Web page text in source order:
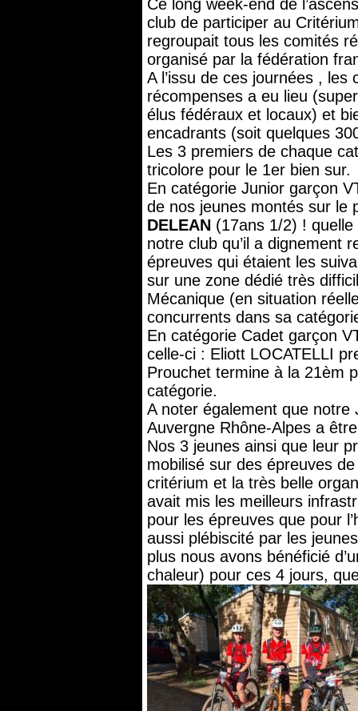
Ce long week-end de
club de participer au
regroupait tous les comités
organisé par la fédération
A l’issu de ces journées ,
récompenses a eu lieu
élus fédéraux et locaux) et
encadrants (soit quelques
Les 3 premiers de chaque
tricolore pour le 1er bien sur.
En catégorie Junior garçon
de nos jeunes montés sur le
DELEAN (17ans 1/2) !
notre club qu’il a dignement
épreuves qui étaient les
sur une zone dédié très
Mécanique (en situation
concurrents dans sa
En catégorie Cadet garçon
celle-ci : Eliott LOCATELLI
Prouchet termine à la 21èm
catégorie.
A noter également que notre
Auvergne Rhône-Alpes a
Nos 3 jeunes ainsi que leur
mobilisé sur des épreuves
critérium et la très belle
avait mis les meilleurs
pour les épreuves que pour
aussi plébiscité par les
plus nous avons bénéficié
chaleur) pour ces 4 jours,